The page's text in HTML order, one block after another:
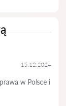
15.12.2024
w Polsce i